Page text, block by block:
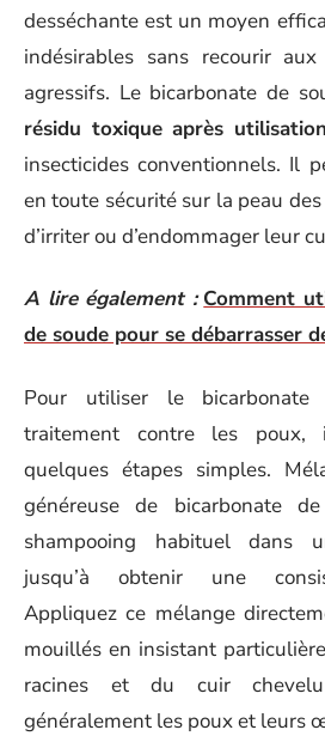
desséchante est un moyen
indésirables sans recourir
agressifs. Le bicarbonate de
résidu toxique après utilisation
insecticides conventionnels. Il
en toute sécurité sur la peau
d’irriter ou d’endommager leur
A lire également : Comment
de soude pour se débarrasser
Pour utiliser le
traitement contre les
quelques étapes simples.
généreuse de bicarbonate
shampooing habituel dans
jusqu’à obtenir une
Appliquez ce mélange
mouillés en insistant
racines et du cuir
généralement les poux et leurs